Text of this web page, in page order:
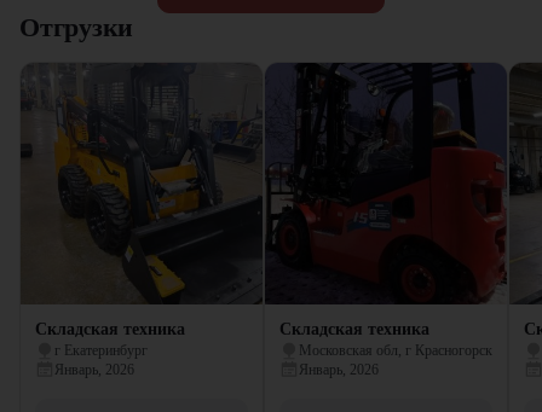
Отгрузки
Складская техника
г Екатеринбург
Январь, 2026
Складская техника
Московская обл, г Красногорск
Январь, 2026